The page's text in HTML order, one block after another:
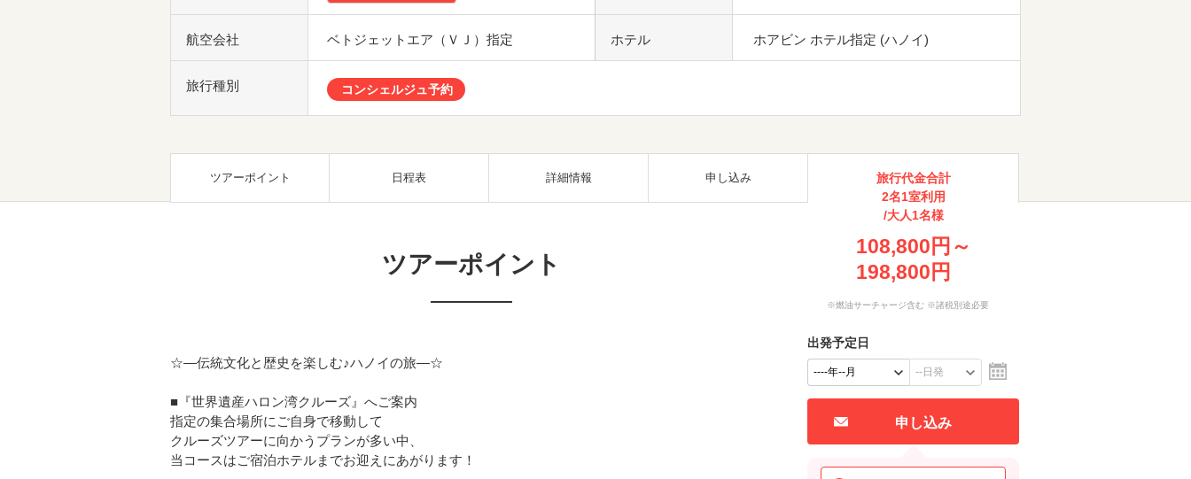
航空会社 ベトジェットエア（ＶＪ）指定 ホテル ホアビン ホテル指定 (ハノイ)
旅行種別 コンシェルジュ予約
ツアーポイント 日程表 詳細情報 申し込み
ツアーポイント
☆―伝統文化と歴史を楽しむ♪ハノイの旅―☆
■『世界遺産ハロン湾クルーズ』へご案内
指定の集合場所にご自身で移動して
クルーズツアーに向かうプランが多い中、
当コースはご宿泊ホテルまでお迎えにあがります！
旅行代金合計
2名1室利用
/大人1名様
108,800円～
198,800円
※燃油サーチャージ含む ※諸税別途必要
出発予定日
申し込み